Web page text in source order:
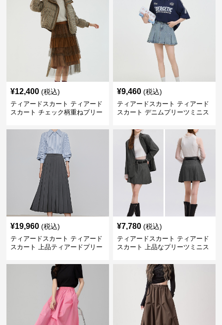
¥12,400 (税込)
ティアードスカート ティアード
スカート チェック柄重ねプリー
¥9,460 (税込)
ティアードスカート ティアード
スカート デニムプリーツミニス
¥19,960 (税込)
ティアードスカート ティアード
スカート 上品ティアードプリー
¥7,780 (税込)
ティアードスカート ティアード
スカート 上品なプリーツミニス